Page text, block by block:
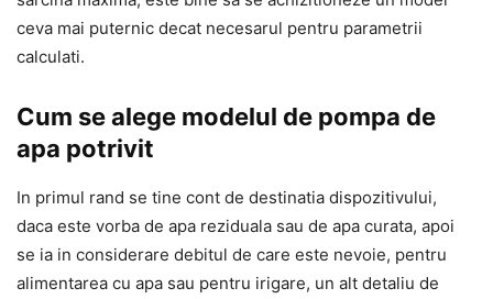
ceva mai puternic decat necesarul pentru parametrii
calculati.
Cum se alege modelul de pompa de
apa potrivit
In primul rand se tine cont de destinatia dispozitivului,
daca este vorba de apa reziduala sau de apa curata, apoi
se ia in considerare debitul de care este nevoie, pentru
alimentarea cu apa sau pentru irigare, un alt detaliu de